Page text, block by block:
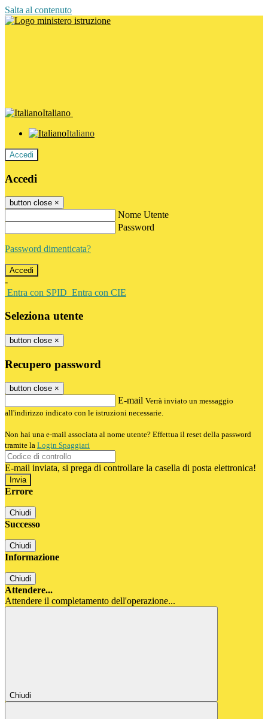
Salta al contenuto
Italiano
Italiano
Accedi
Accedi
button close ×
Nome Utente
Password
Password dimenticata?
-
Entra con SPID Entra con CIE
Seleziona utente
button close ×
Recupero password
button close ×
E-mail Verrà inviato un messaggio
all'indirizzo indicato con le istruzioni necessarie.
Non hai una e-mail associata al nome utente? Effettua il reset della password
tramite la Login Spaggiari
E-mail inviata, si prega di controllare la casella di posta elettronica!
Errore
Chiudi
Successo
Chiudi
Informazione
Chiudi
Attendere...
Attendere il completamento dell'operazione...
Chiudi